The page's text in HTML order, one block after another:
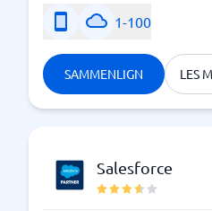
1-100
SAMMENLIGN LES
Salesforce